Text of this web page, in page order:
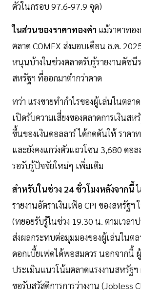
ตัวในกรอบ 97.6-97.9 จุด)
ในส่วนของราคาทองคำ แม้ราคาทอ
ตลาด COMEX ส่งมอบเดือน ธ.ค.
หนุนบ้างในช่วงตลาดรับรู้รายงานดัชนี
สหรัฐฯ ที่ออกมาต่ำกว่าคาด
ทว่า แรงขายทำกำไรของผู้เล่นในตลา
เปิดรับความเสี่ยงของตลาดการเงินสห
ขึ้นของเงินดอลลาร์ ได้กดดันให้ ราคา
และยังคงแกว่งตัวแถวโซน 3,680 ดอ
รอรับรู้ปัจจัยใหม่ๆ เพิ่มเติม
สำหรับในช่วง 24 ชั่วโมงหลังจากนี้
รายงานอัตราเงินเฟ้อ CPI ของสหรัฐฯ
(ทยอยรับรู้ในช่วง 19.30 น. ตามเวลา
ส่งผลกระทบต่อมุมมองของผู้เล่นในต
ดอกเบี้ยเฟดได้พอสมควร นอกจากนี้
ประเมินแนวโน้มตลาดแรงงานสหรัฐฯ
ขอรับสวัสดิการการว่างงาน (Jobless